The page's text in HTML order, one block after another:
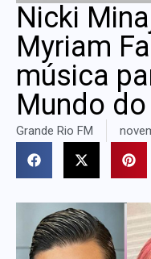
Nicki
Myriam
música
Mundo
Grande Rio FM